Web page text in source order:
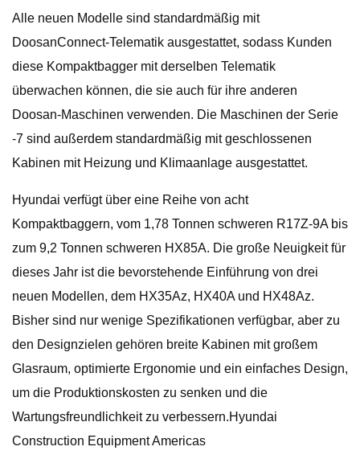
Alle neuen Modelle sind standardmäßig mit
DoosanConnect-Telematik ausgestattet, sodass Kunden
diese Kompaktbagger mit derselben Telematik
überwachen können, die sie auch für ihre anderen
Doosan-Maschinen verwenden. Die Maschinen der Serie
-7 sind außerdem standardmäßig mit geschlossenen
Kabinen mit Heizung und Klimaanlage ausgestattet.
Hyundai verfügt über eine Reihe von acht
Kompaktbaggern, vom 1,78 Tonnen schweren R17Z-9A bis
zum 9,2 Tonnen schweren HX85A. Die große Neuigkeit für
dieses Jahr ist die bevorstehende Einführung von drei
neuen Modellen, dem HX35Az, HX40A und HX48Az.
Bisher sind nur wenige Spezifikationen verfügbar, aber zu
den Designzielen gehören breite Kabinen mit großem
Glasraum, optimierte Ergonomie und ein einfaches Design,
um die Produktionskosten zu senken und die
Wartungsfreundlichkeit zu verbessern.Hyundai
Construction Equipment Americas